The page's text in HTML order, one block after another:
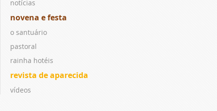
notícias
novena e festa
o santuário
pastoral
rainha hotéis
revista de aparecida
vídeos